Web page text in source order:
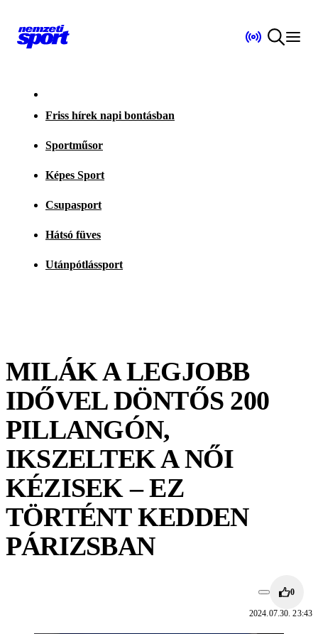
Friss hírek napi bontásban
Sportműsor
Képes Sport
Csupasport
Hátsó füves
Utánpótlássport
MILÁK A LEGJOBB
IDŐVEL DÖNTŐS 200
PILLANGÓN,
IKSZELTEK A NŐI
KÉZISEK – EZ
TÖRTÉNT KEDDEN
PÁRIZSBAN
0
2024.07.30. 23:43